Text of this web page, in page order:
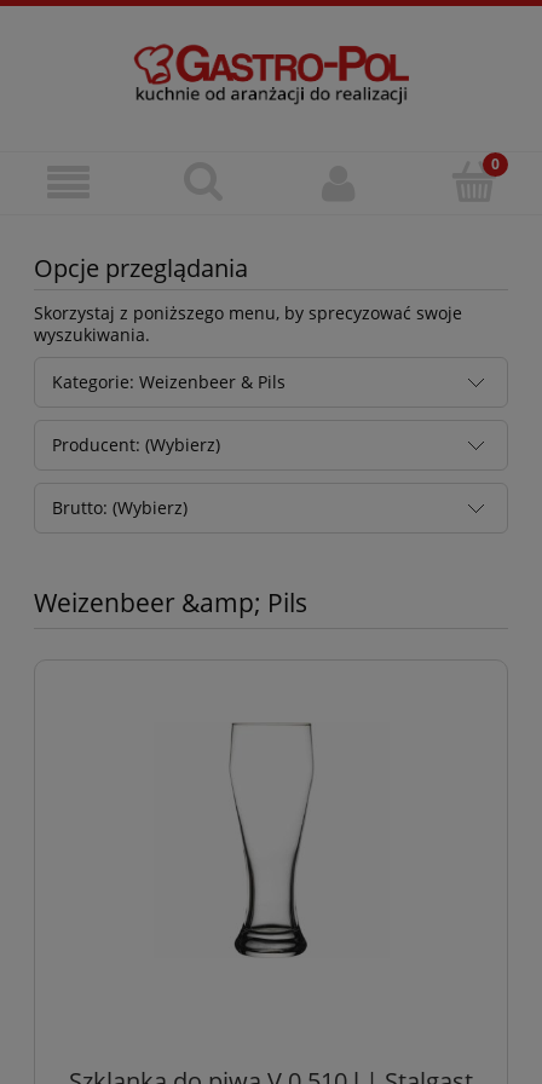
Opcje przeglądania
Skorzystaj z poniższego menu, by sprecyzować swoje
wyszukiwania.
Kategorie: Weizenbeer & Pils
Producent: (Wybierz)
Brutto: (Wybierz)
Weizenbeer &amp; Pils